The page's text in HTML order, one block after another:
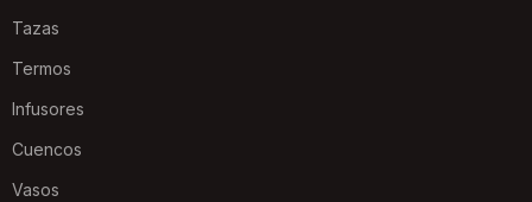
Tazas
Termos
Infusores
Cuencos
Vasos